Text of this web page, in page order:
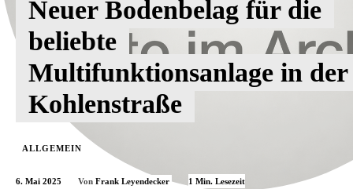
Neuer Bodenbelag für die
beliebte
Multifunktionsanlage in der
Kohlenstraße
ALLGEMEIN
6. Mai 2025 Von Frank Leyendecker 1 Min. Lesezeit